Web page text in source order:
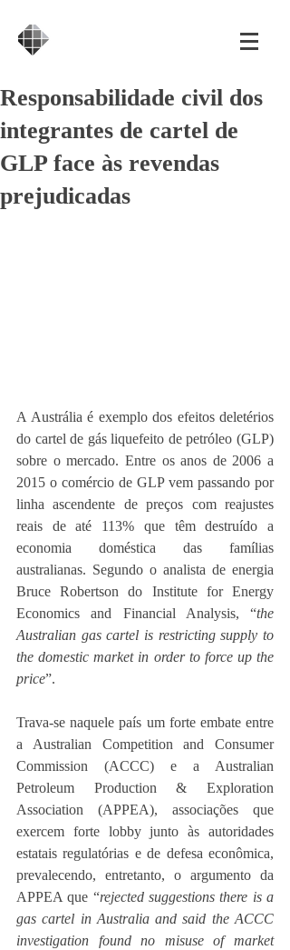
Responsabilidade civil dos
integrantes de cartel de
GLP face às revendas
prejudicadas
A Austrália é exemplo dos efeitos deletérios
do cartel de gás liquefeito de petróleo (GLP)
sobre o mercado. Entre os anos de 2006 a
2015 o comércio de GLP vem passando por
linha ascendente de preços com reajustes
reais de até 113% que têm destruído a
economia doméstica das famílias
australianas. Segundo o analista de energia
Bruce Robertson do Institute for Energy
Economics and Financial Analysis, “the
Australian gas cartel is restricting supply to
the domestic market in order to force up the
price”.
Trava-se naquele país um forte embate entre
a Australian Competition and Consumer
Commission (ACCC) e a Australian
Petroleum Production & Exploration
Association (APPEA), associações que
exercem forte lobby junto às autoridades
estatais regulatórias e de defesa econômica,
prevalecendo, entretanto, o argumento da
APPEA que “rejected suggestions there is a
gas cartel in Australia and said the ACCC
investigation found no misuse of market